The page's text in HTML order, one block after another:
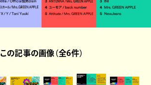
この記事の画像（全6件）